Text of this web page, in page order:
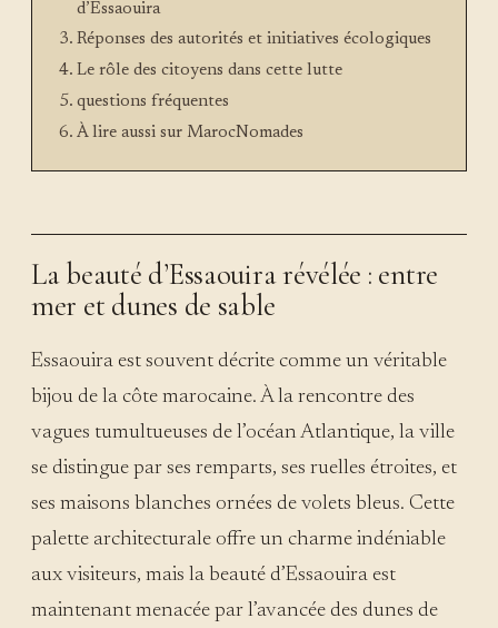
d’Essaouira
Réponses des autorités et initiatives écologiques
Le rôle des citoyens dans cette lutte
questions fréquentes
À lire aussi sur MarocNomades
La beauté d’Essaouira révélée : entre
mer et dunes de sable
Essaouira est souvent décrite comme un véritable
bijou de la côte marocaine. À la rencontre des
vagues tumultueuses de l’océan Atlantique, la ville
se distingue par ses remparts, ses ruelles étroites, et
ses maisons blanches ornées de volets bleus. Cette
palette architecturale offre un charme indéniable
aux visiteurs, mais la beauté d’Essaouira est
maintenant menacée par l’avancée des dunes de